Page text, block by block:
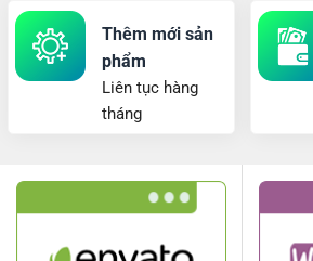
Thêm mới sản
phẩm
Liên tục hàng
tháng